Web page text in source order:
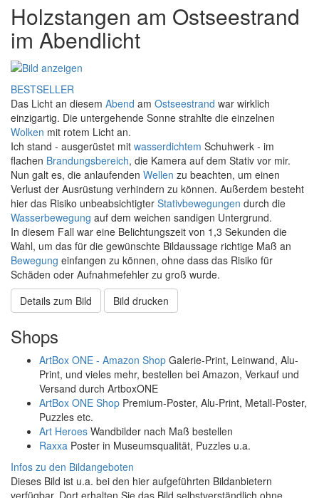
Holzstangen am Ostseestrand
im Abendlicht
BESTSELLER
Das Licht an diesem Abend am Ostseestrand war wirklich
einzigartig. Die untergehende Sonne strahlte die einzelnen
Wolken mit rotem Licht an.
Ich stand - ausgerüstet mit wasserdichtem Schuhwerk - im
flachen Brandungsbereich, die Kamera auf dem Stativ vor mir.
Nun galt es, die anlaufenden Wellen zu beachten, um einen
Verlust der Ausrüstung verhindern zu können. Außerdem besteht
hier das Risiko unbeabsichtigter Stativbewegungen durch die
Wasserbewegung auf dem weichen sandigen Untergrund.
In diesem Fall war eine Belichtungszeit von 1,3 Sekunden die
Wahl, um das für die gewünschte Bildaussage richtige Maß an
Bewegung einfangen zu können, ohne dass das Risiko für
Schäden oder Aufnahmefehler zu groß wurde.
Details zum Bild
Bild drucken
Shops
ArtBox ONE - Amazon Shop Galerie-Print, Leinwand, Alu-
Print, und vieles mehr, bestellen bei Amazon, Verkauf und
Versand durch ArtboxONE
ArtBox ONE Shop Premium-Poster, Alu-Print, Metall-Poster,
Puzzles etc.
Art Heroes Wandbilder nach Maß bestellen
Raxxa Poster in Museumsqualität, Puzzles u.a.
Infos zu den Bildangeboten
Dieses Bild ist u.a. bei den hier aufgeführten Bildanbietern
verfügbar. Dort erhalten Sie das Bild selbstverständlich ohne